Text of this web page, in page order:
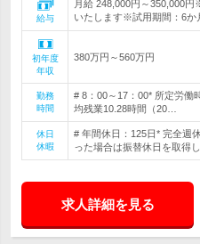
給与
月給 248,000円～350,000
いたします※試用期間：6か
初年度
年収
380万円～560万円
勤務
時間
# 8：00～17：00* 所定労
均残業10.28時間（20…
休日
休暇
# 年間休日：125日* 完全
った場合は振替休日を取得
求人詳細を見る